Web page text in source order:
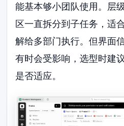
能基本够小团队使用。层
区一直拆分到子任务，适
解给多部门执行。但界面
有时会受影响，选型时建
是否适应。